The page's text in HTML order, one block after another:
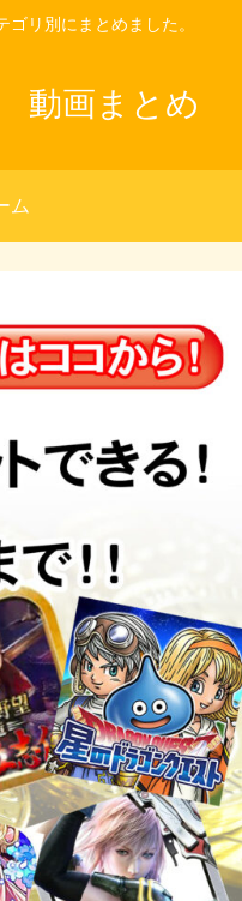
リ別にまとめました。
動画まとめ
ム